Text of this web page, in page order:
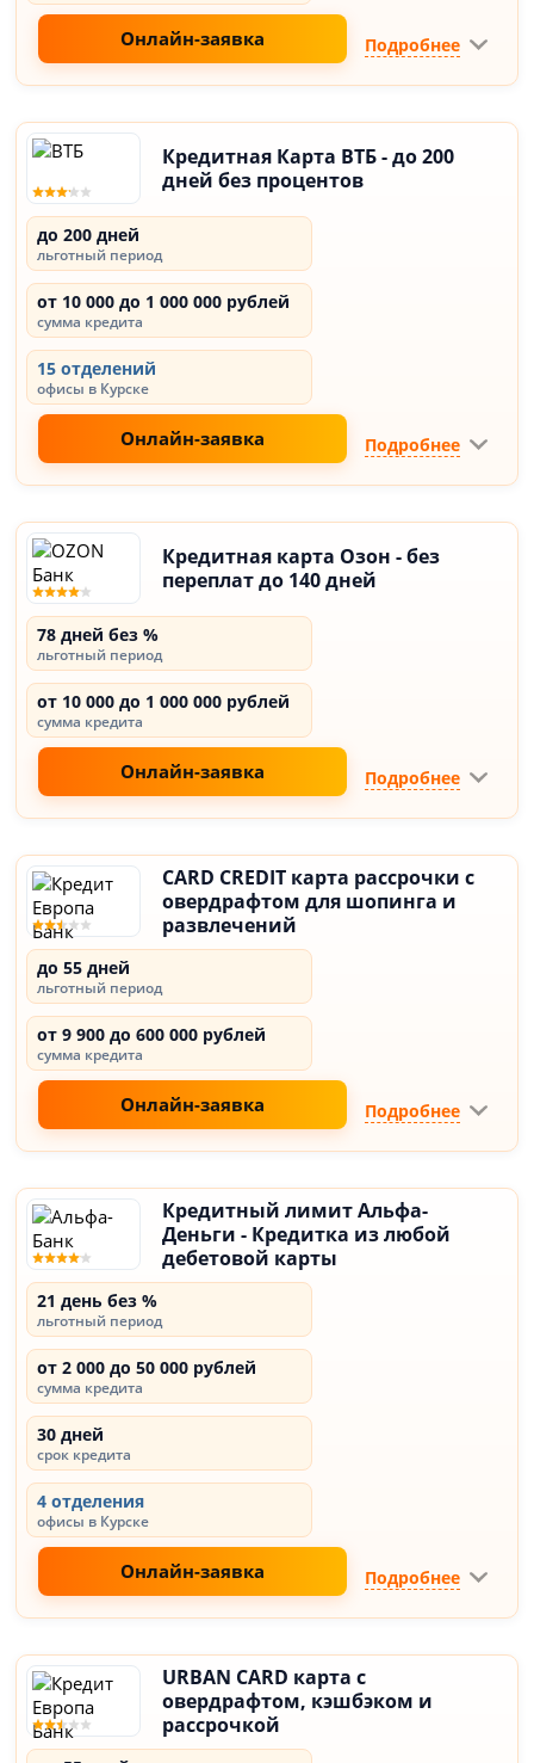
Онлайн-заявка Подробнее
Кредитная Карта ВТБ - до 200
дней без процентов
до 200 дней
льготный период
от 10 000 до 1 000 000 рублей
сумма кредита
15 отделений
офисы в Курске
Онлайн-заявка Подробнее
Кредитная карта Озон - без
переплат до 140 дней
78 дней без %
льготный период
от 10 000 до 1 000 000 рублей
сумма кредита
Онлайн-заявка Подробнее
CARD CREDIT карта рассрочки с
овердрафтом для шопинга и
развлечений
до 55 дней
льготный период
от 9 900 до 600 000 рублей
сумма кредита
Онлайн-заявка Подробнее
Кредитный лимит Альфа-
Деньги - Кредитка из любой
дебетовой карты
21 день без %
льготный период
от 2 000 до 50 000 рублей
сумма кредита
30 дней
срок кредита
4 отделения
офисы в Курске
Онлайн-заявка Подробнее
URBAN CARD карта с
овердрафтом, кэшбэком и
рассрочкой